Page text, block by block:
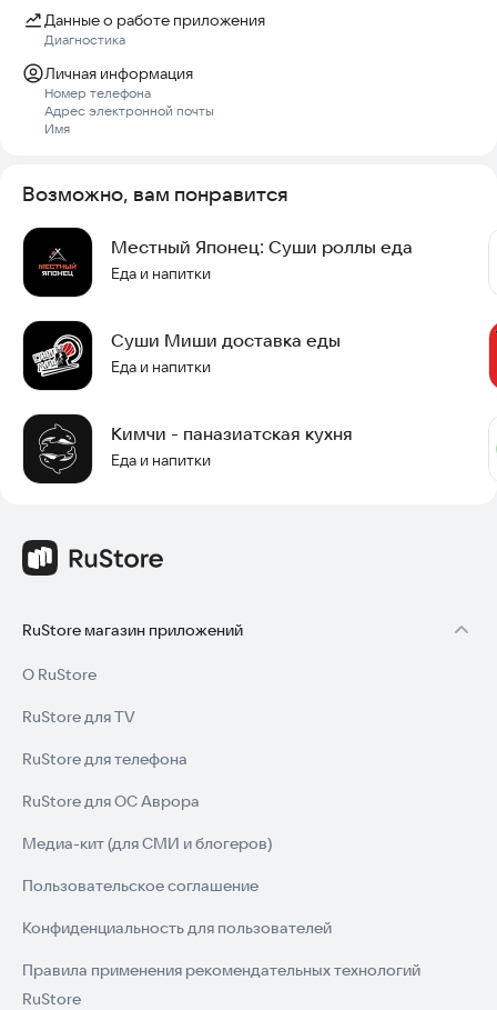
тщательно следим за составом и свежестью ингредиентов,
качество приготовленных блюд.
Еда должна быть не только вкусной, но и красивой. Поэтому
внимание сервировке блюд и тому, в каком виде она попадет
на ваш стол.
Скачайте наше мобильное приложение и сделайте заказ
всего в несколько кликов!
Данные о работе приложения
Диагностика
Личная информация
Номер телефона
Адрес электронной почты
Имя
Возможно, вам понравится
Местный Японец: Суши роллы еда
Еда и напитки
Суши Миши доставка еды
Еда и напитки
Кимчи - паназиатская кухня
Еда и напитки
RuStore магазин приложений
О RuStore
RuStore для TV
RuStore для телефона
RuStore для ОС Аврора
Медиа-кит (для СМИ и блогеров)
Пользовательское соглашение
Конфиденциальность для пользователей
Правила применения рекомендательных технологий
RuStore